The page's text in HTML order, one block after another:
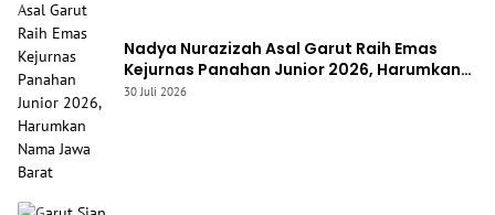
Nadya Nurazizah Asal Garut Raih Emas
Kejurnas Panahan Junior 2026, Harumkan
Nama Jawa Barat
30 Juli 2026